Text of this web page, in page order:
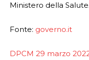
Ministero della Salute.
Fonte: governo.it
DPCM 29 marzo